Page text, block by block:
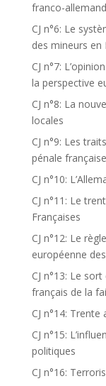
franco-
CJ n°6: Le
des mineurs en
CJ n°7:
la perspective
CJ n°8: La
locales
CJ n°9: Les
pénale française
CJ n°10:
CJ n°11: Le
Françaises
CJ n°12: Le
européenne
CJ n°13: Le
français de la
CJ n°14:
CJ n°15:
politiques
CJ n°16: